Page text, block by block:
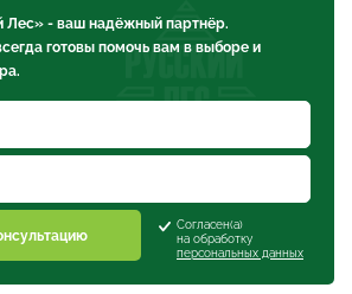
Лес» - ваш надёжный партнёр.
готовы помочь вам в выборе и
Согласен(а)
на обработку
персональных данных